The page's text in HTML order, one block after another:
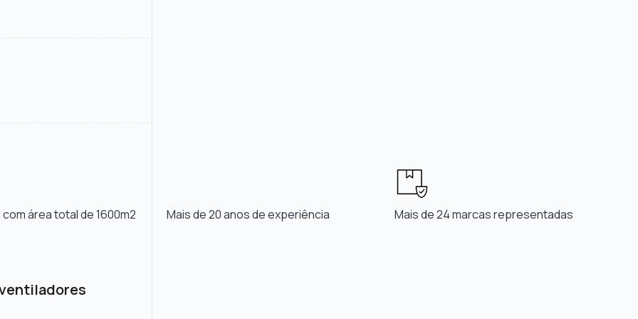
área total de 1600m2 Mais de 20 anos de experiência Mais de 24 marcas representadas